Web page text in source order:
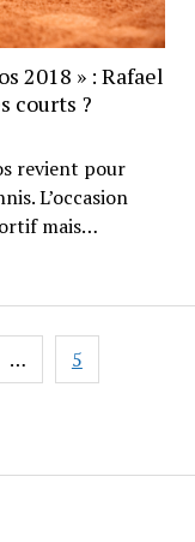
2018 » : Rafael
courts ?
revient pour
L’occasion
mais…
… 5